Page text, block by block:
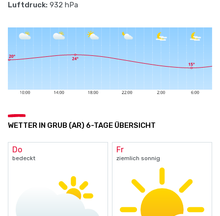
Luftdruck: 932 hPa
WETTER IN GRUB (AR) 6-TAGE ÜBERSICHT
Do
bedeckt
Fr
ziemlich sonnig